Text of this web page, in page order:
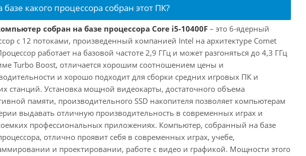
базе какого процессора собран этот ПК?
собран на базе процессора Core i5-10400F – это 6-ядерный
с 12 потоками, произведенный компанией Intel на архитектуре Comet
работает на базовой частоте 2,9 ГГц и может разгоняться до 4,3 ГГц
Turbo Boost, отличается хорошим соотношением цены и
и хорошо подходит для сборки средних игровых ПК и
станций. Установка мощной видеокарты, достаточного объема
памяти, производительного SSD накопителя позволяет компьютерам
выдавать отличную производительность в современных играх и
профессиональных приложениях. Компьютер, собранный на базе
отлично проявит себя в современных играх, учебе,
и проектировании, работе с видео и графикой. Мощности этого